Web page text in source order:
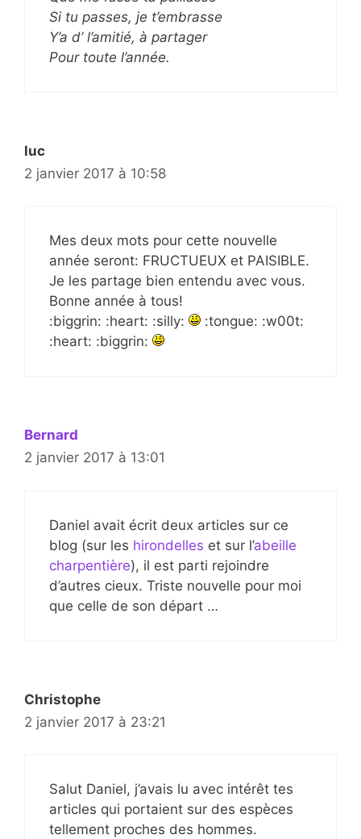
Si tu passes, je t’embrasse
Y’a d’ l’amitié, à partager
Pour toute l’année.
luc
2 janvier 2017 à 10:58
Mes deux mots pour cette nouvelle
année seront: FRUCTUEUX et PAISIBLE.
Je les partage bien entendu avec vous.
Bonne année à tous!
:biggrin: :heart: :silly:
:tongue: :w00t:
:heart: :biggrin:
Bernard
2 janvier 2017 à 13:01
Daniel avait écrit deux articles sur ce
blog (sur les hirondelles et sur l’abeille
charpentière), il est parti rejoindre
d’autres cieux. Triste nouvelle pour moi
que celle de son départ …
Christophe
2 janvier 2017 à 23:21
Salut Daniel, j’avais lu avec intérêt tes
articles qui portaient sur des espèces
tellement proches des hommes.